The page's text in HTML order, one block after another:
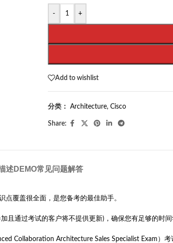
- +
Add to wishlist
分类： Architecture, Cisco
Share:
述DEMO常见问题解答
覆盖很全面，是您备考的最佳助手。
且通过考试的客户将不提供更新)，确保您有足够的时间
Collaboration Architecture Sales Specialist Exam）